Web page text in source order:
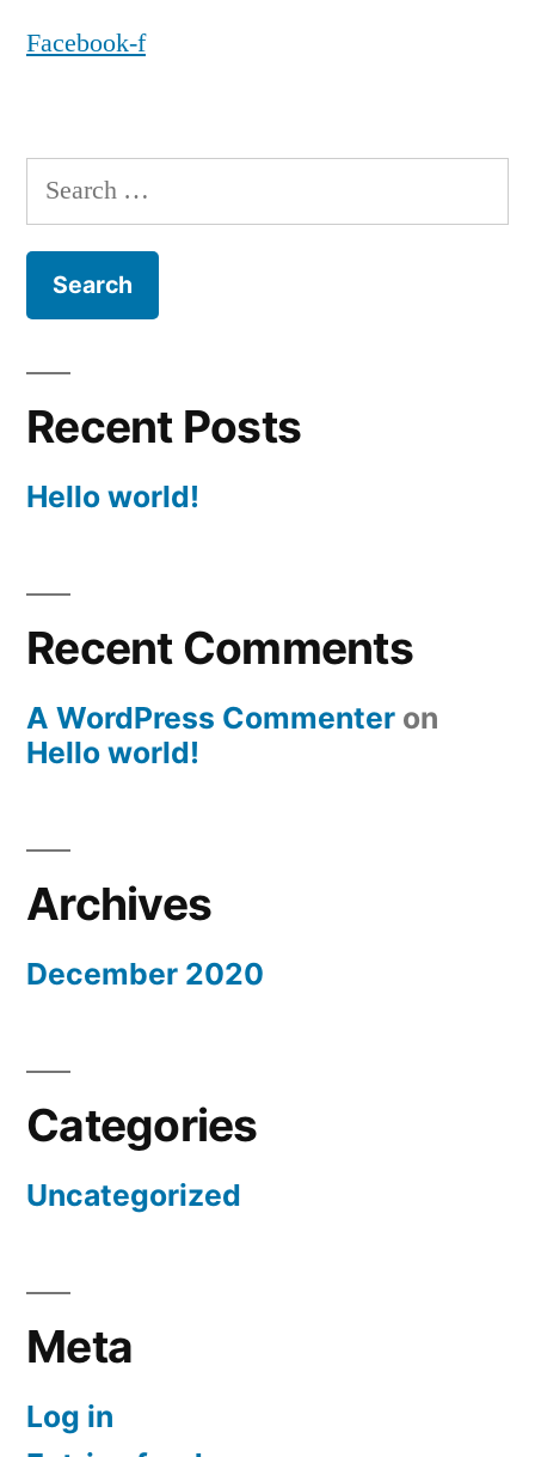
Facebook-f
Search
for:
Recent Posts
Hello world!
Recent Comments
A WordPress Commenter on
Hello world!
Archives
December 2020
Categories
Uncategorized
Meta
Log in